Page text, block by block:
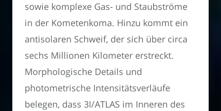
sowie komplexe Gas- und Staubströme
in der Kometenkoma. Hinzu kommt ein
antisolaren Schweif, der sich über circa
sechs Millionen Kilometer erstreckt.
Morphologische Details und
photometrische Intensitätsverläufe
belegen, dass 3I/ATLAS im Inneren des